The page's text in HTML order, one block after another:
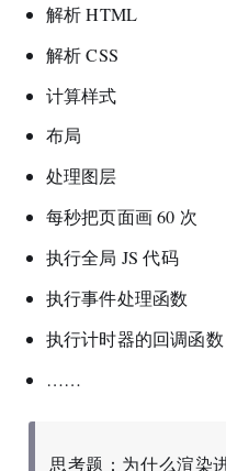
解析 HTML
解析 CSS
计算样式
布局
处理图层
每秒把页面画 60 次
执行全局 JS 代码
执行事件处理函数
执行计时器的回调函数
……
思考题：为什么渲染